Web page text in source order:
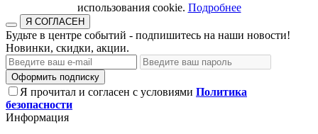
использования cookie.​​​​​​​ Подробнее
Я СОГЛАСЕН
Будьте в центре событий - подпишитесь на наши новости!
Новинки, скидки, акции.
Оформить подписку
Я прочитал и согласен с условиями Политика
безопасности
Информация